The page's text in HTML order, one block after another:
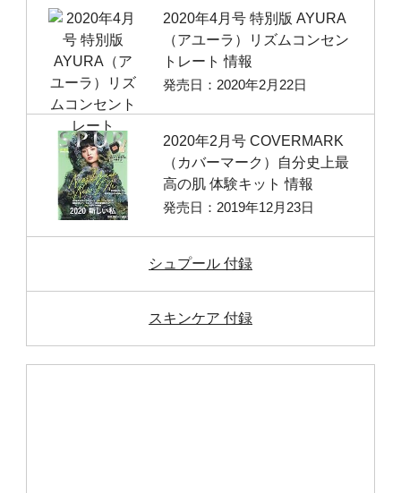
2020年4月号 特別版 AYURA
（アユーラ）リズムコンセン
トレート 情報
発売日：2020年2月22日
2020年2月号 COVERMARK
（カバーマーク）自分史上最
高の肌 体験キット 情報
発売日：2019年12月23日
シュプール 付録
スキンケア 付録